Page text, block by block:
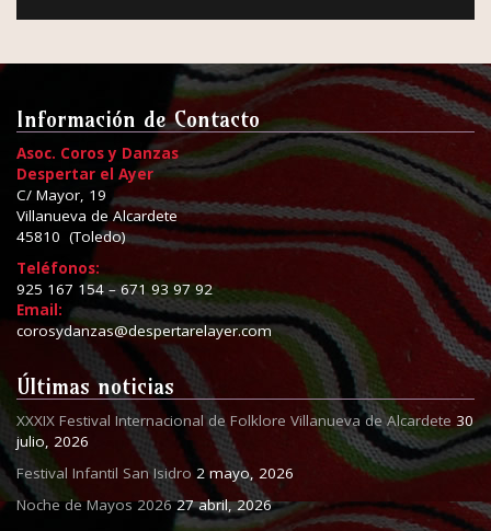
Información de Contacto
Asoc. Coros y Danzas
Despertar el Ayer
C/ Mayor, 19
Villanueva de Alcardete
45810 (Toledo)
Teléfonos:
925 167 154 – 671 93 97 92
Email:
corosydanzas@despertarelayer.com
Últimas noticias
XXXIX Festival Internacional de Folklore Villanueva de Alcardete 30
julio, 2026
Festival Infantil San Isidro 2 mayo, 2026
Noche de Mayos 2026 27 abril, 2026